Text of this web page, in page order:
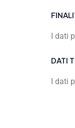
I dati
DATI
I dati